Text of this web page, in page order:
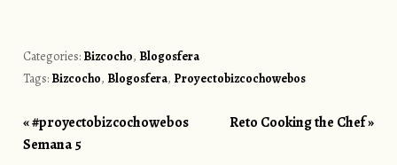
Categories: Bizcocho, Blogosfera
Tags: Bizcocho, Blogosfera, Proyectobizcochowebos
Post navigation
«#proyectobizcochowebos
Semana 5
Reto Cooking the Chef»